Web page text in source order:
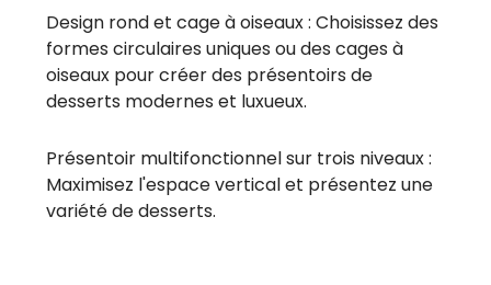
Design rond et cage à oiseaux : Choisissez des
formes circulaires uniques ou des cages à
oiseaux pour créer des présentoirs de
desserts modernes et luxueux.
Présentoir multifonctionnel sur trois niveaux :
Maximisez l'espace vertical et présentez une
variété de desserts.